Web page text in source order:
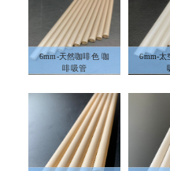
6mm-天然咖啡色 咖
啡吸管
6mm-太